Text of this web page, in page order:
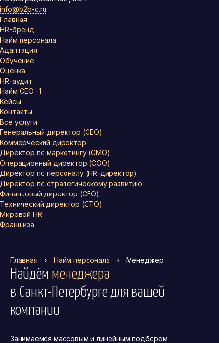
info@b2b-c.ru
Главная
HR-бренд
Найм персонала
Адаптация
Обучение
Оценка
HR-аудит
Найм СЕО -1
Кейсы
Контакты
Все услуги
Генеральный директор (CEO)
Коммерческий директор
Директор по маркетингу (CMO)
Операционный директор (COO)
Директор по персоналу (HR-директор)
Директор по стратегическому развитию
Финансовый директор (CFO)
Технический директор (CTO)
Мировой HR
Франшиза
Главная › Найм персонала › Менеджер
Найдём менеджера
в Санкт-Петербурге для вашей
компании
Занимаемся массовым и линейным подбором